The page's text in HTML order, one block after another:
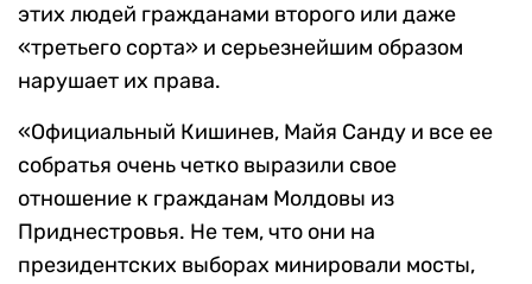
этих людей гражданами второго или даже
«третьего сорта» и серьезнейшим образом
нарушает их права.
«Официальный Кишинев, Майя Санду и все ее
собратья очень четко выразили свое
отношение к гражданам Молдовы из
Приднестровья. Не тем, что они на
президентских выборах минировали мосты,